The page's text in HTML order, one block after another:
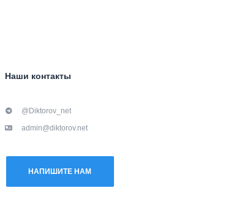
Наши контакты
@Diktorov_net
admin@diktorov.net
НАПИШИТЕ НАМ